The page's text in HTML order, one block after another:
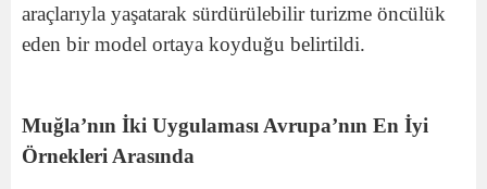
araçlarıyla yaşatarak sürdürülebilir turizme öncülük
eden bir model ortaya koyduğu belirtildi.
Muğla’nın İki Uygulaması Avrupa’nın En İyi
Örnekleri Arasında